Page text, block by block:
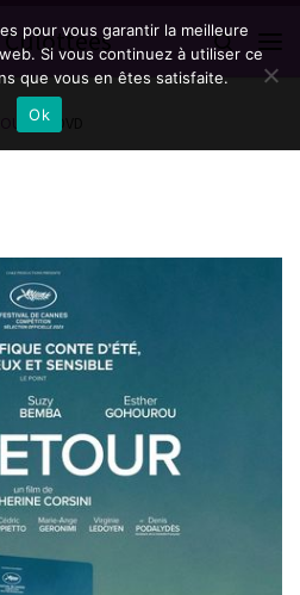
Culottées
Search
» »
pour vous garantir la meilleure
Si vous continuez à utiliser ce
que vous en êtes satisfaite.
Ok